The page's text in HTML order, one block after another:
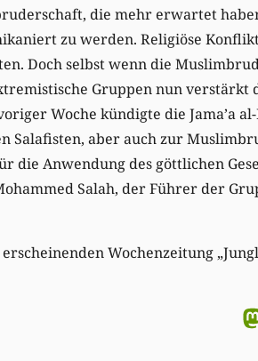
die mehr erwartet
zu werden. Religiöse
Doch selbst wenn die
Gruppen nun verstärkt
Woche kündigte die Jama’a
Salafisten, aber auch zur
die Anwendung des göttlichen
Salah, der Führer der
Wochenzeitung